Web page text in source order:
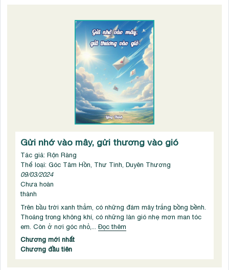
Gửi nhớ vào mây, gửi thương vào gió
Tác giả: Rộn Ràng
Thể loại: Góc Tâm Hồn, Thư Tình, Duyên Thương
09/03/2024
Chưa hoàn
thành
Trên bầu trời xanh thẳm, có những đám mây trắng bồng bềnh.
Thoảng trong không khí, có những làn gió nhẹ mơn man tóc
em. Còn ở nơi góc nhỏ,... Đọc thêm
Chương mới nhất
Chương đầu tiên